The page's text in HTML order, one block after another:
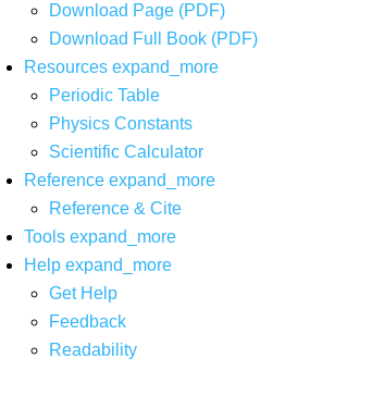
Download Page (PDF)
Download Full Book (PDF)
Resources expand_more
Periodic Table
Physics Constants
Scientific Calculator
Reference expand_more
Reference & Cite
Tools expand_more
Help expand_more
Get Help
Feedback
Readability